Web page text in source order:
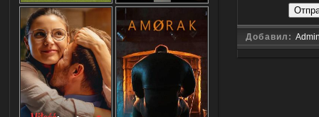
Добавил: